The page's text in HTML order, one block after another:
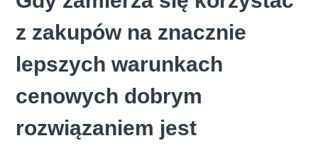
z zakupów na znacznie
lepszych warunkach
cenowych dobrym
rozwiązaniem jest